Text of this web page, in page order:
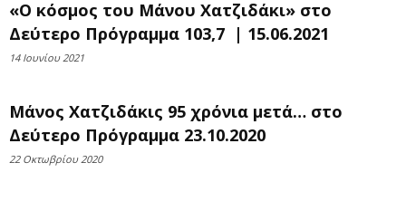
«Ο κόσμος του Μάνου Χατζιδάκι» στο
Δεύτερο Πρόγραμμα 103,7 | 15.06.2021
14 Ιουνίου 2021
Μάνος Χατζιδάκις 95 χρόνια μετά… στο
Δεύτερο Πρόγραμμα 23.10.2020
22 Οκτωβρίου 2020